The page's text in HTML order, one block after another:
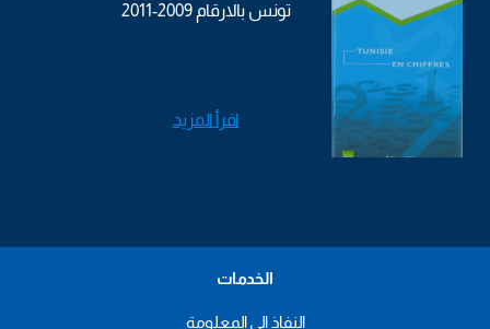
تونس بالارقام 2009-2011
اقرأ المزيد
الخدمات
النفاذ إلى المعلومة